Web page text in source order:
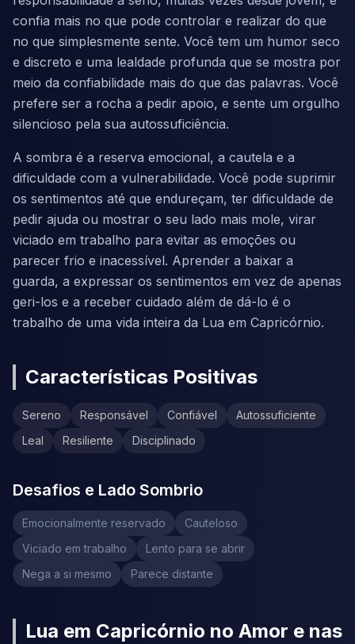
confia mais no que pode controlar e realizar do que
no que simplesmente sente. Você tem um humor seco
e discreto e uma lealdade profunda que se mostra por
meio da confiabilidade mais do que das palavras. Você
prefere ser a rocha a pedir apoio, e sente um orgulho
silencioso pela sua autossuficiência.
A sombra é a reserva emocional, a cautela e a
dificuldade com a vulnerabilidade. Você pode suprimir
os sentimentos até que endureçam, ter dificuldade de
pedir ajuda ou mostrar o seu lado mais mole, virar
viciado em trabalho para evitar as emoções ou
parecer frio e inacessível. Aprender a baixar a
guarda, a expressar os sentimentos em vez de apenas
geri-los e a receber cuidado além de dá-lo é o
trabalho de uma vida inteira da Lua em Capricórnio.
Características Positivas
Sereno Responsável Confiável
Autossuficiente
Leal
Resiliente Disciplinado
Desafios e Lado Sombrio
Emocionalmente reservado
Cauteloso
Viciado em trabalho
Lento para se abrir
Nega a si mesmo
Parece distante
Lua em Capricórnio no Amor e nas